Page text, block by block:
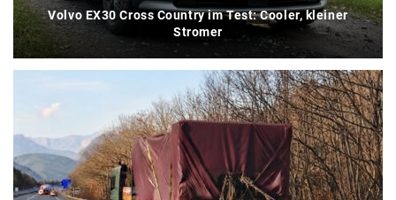
Volvo EX30 Cross Country im Test: Cooler, kleiner
Stromer